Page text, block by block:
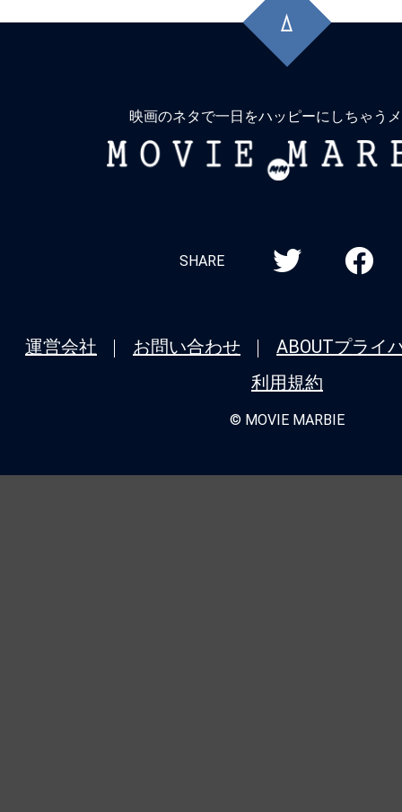
頭
に
映画のネタで一日をハッピーにしちゃう
MOVIE
SHARE
運営会社 お問い合わせ ABOUTプライ
利用規約
© MOVIE MARBIE